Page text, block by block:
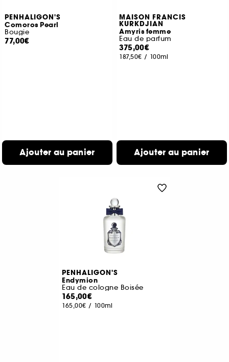
PENHALIGON'S
Comoros Pearl
Bougie
77,00€
Ajouter au panier
MAISON FRANCIS
KURKDJIAN
Amyris femme
Eau de parfum
375,00€
187,50€ / 100ml
Ajouter au panier
PENHALIGON'S
Endymion
Eau de cologne Boisée
165,00€
165,00€ / 100ml